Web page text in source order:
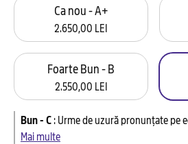
Ca nou - A+
2.650,00 LEI
Foarte Bun - B
2.550,00 LEI
Bun - C:Urme de uzură pronunțate pe
Mai multe